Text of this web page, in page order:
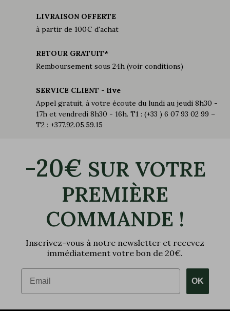
LIVRAISON OFFERTE
à partir de 100€ d'achat
RETOUR GRATUIT*
Remboursement sous 24h (voir conditions)
SERVICE CLIENT - live
Appel gratuit, à votre écoute du lundi au jeudi 8h30 -
17h et vendredi 8h30 - 16h. T1 : (+33 ) 6 07 93 02 99 –
T2 : +377.92.05.59.15
-20€ SUR VOTRE
PREMIÈRE
COMMANDE !
Inscrivez-vous à notre newsletter et recevez
immédiatement votre bon de 20€.
Email
OK